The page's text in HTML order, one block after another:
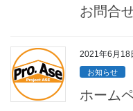
お問合
2021年6月18
お知らせ
ホーム